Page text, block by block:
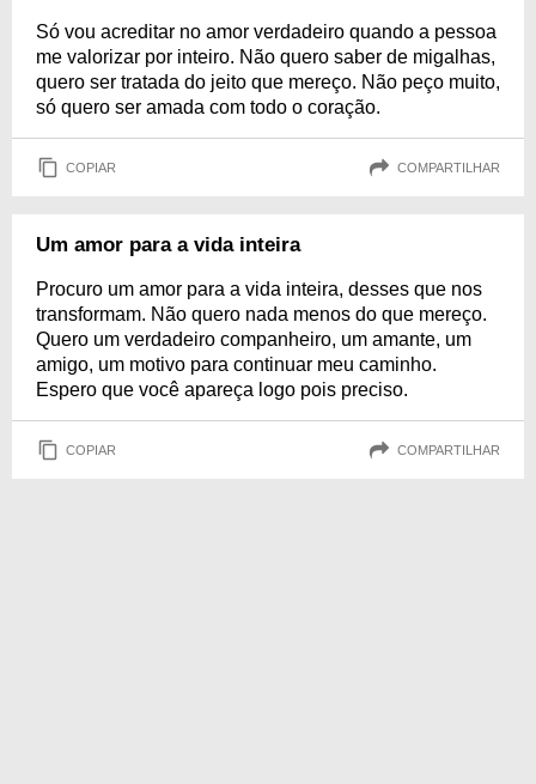
Só vou acreditar no amor verdadeiro quando a pessoa
me valorizar por inteiro. Não quero saber de migalhas,
quero ser tratada do jeito que mereço. Não peço muito,
só quero ser amada com todo o coração.
COPIAR COMPARTILHAR
Um amor para a vida inteira
Procuro um amor para a vida inteira, desses que nos
transformam. Não quero nada menos do que mereço.
Quero um verdadeiro companheiro, um amante, um
amigo, um motivo para continuar meu caminho.
Espero que você apareça logo pois preciso.
COPIAR COMPARTILHAR